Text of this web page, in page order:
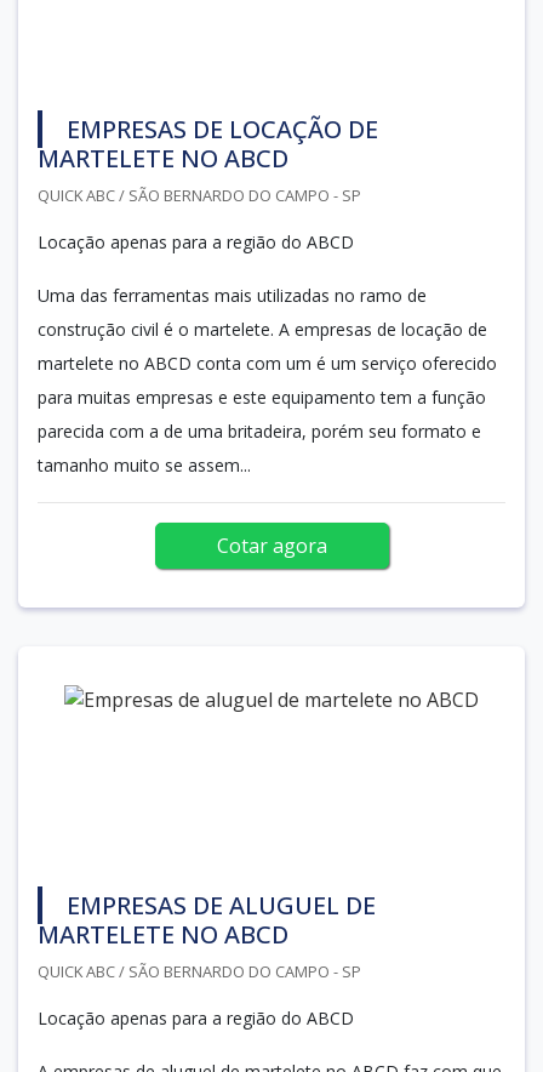
EMPRESAS DE LOCAÇÃO DE
MARTELETE NO ABCD
QUICK ABC / SÃO BERNARDO DO CAMPO - SP
Locação apenas para a região do ABCD
Uma das ferramentas mais utilizadas no ramo de
construção civil é o martelete. A empresas de locação de
martelete no ABCD conta com um é um serviço oferecido
para muitas empresas e este equipamento tem a função
parecida com a de uma britadeira, porém seu formato e
tamanho muito se assem...
Cotar agora
EMPRESAS DE ALUGUEL DE
MARTELETE NO ABCD
QUICK ABC / SÃO BERNARDO DO CAMPO - SP
Locação apenas para a região do ABCD